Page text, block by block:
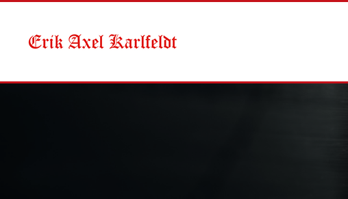
Skip to main content